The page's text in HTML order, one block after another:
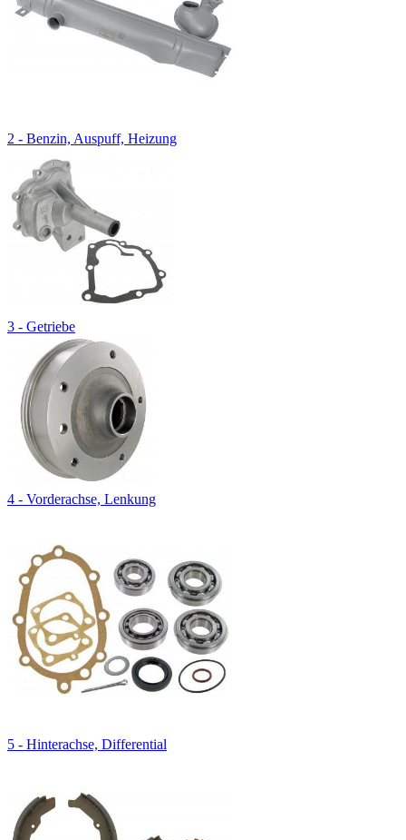
2 - Benzin, Auspuff, Heizung
3 - Getriebe
4 - Vorderachse, Lenkung
5 - Hinterachse, Differential